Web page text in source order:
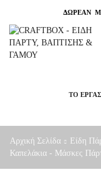
ΔΩΡΕΑΝ
ΤΟ
Αρχική Σελίδα Είδη
Καπελάκια - Μάσκες